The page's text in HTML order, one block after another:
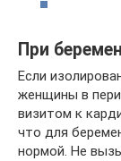
При
Если
женщины в
визитом к
что для
нормой. Не